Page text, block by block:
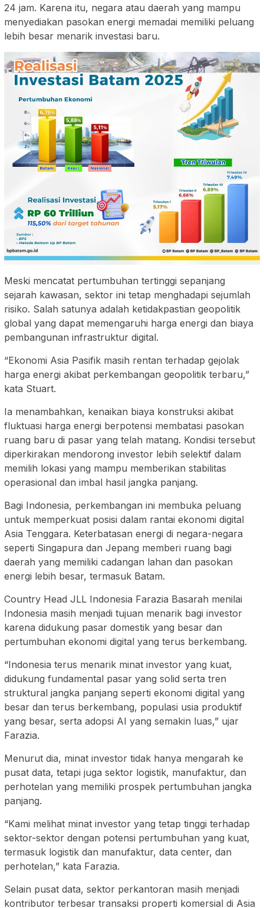
24 jam. Karena itu, negara atau daerah yang mampu
menyediakan pasokan energi memadai memiliki peluang
lebih besar menarik investasi baru.
Meski mencatat pertumbuhan tertinggi sepanjang
sejarah kawasan, sektor ini tetap menghadapi sejumlah
risiko. Salah satunya adalah ketidakpastian geopolitik
global yang dapat memengaruhi harga energi dan biaya
pembangunan infrastruktur digital.
“Ekonomi Asia Pasifik masih rentan terhadap gejolak
harga energi akibat perkembangan geopolitik terbaru,”
kata Stuart.
Ia menambahkan, kenaikan biaya konstruksi akibat
fluktuasi harga energi berpotensi membatasi pasokan
ruang baru di pasar yang telah matang. Kondisi tersebut
diperkirakan mendorong investor lebih selektif dalam
memilih lokasi yang mampu memberikan stabilitas
operasional dan imbal hasil jangka panjang.
Bagi Indonesia, perkembangan ini membuka peluang
untuk memperkuat posisi dalam rantai ekonomi digital
Asia Tenggara. Keterbatasan energi di negara-negara
seperti Singapura dan Jepang memberi ruang bagi
daerah yang memiliki cadangan lahan dan pasokan
energi lebih besar, termasuk Batam.
Country Head JLL Indonesia Farazia Basarah menilai
Indonesia masih menjadi tujuan menarik bagi investor
karena didukung pasar domestik yang besar dan
pertumbuhan ekonomi digital yang terus berkembang.
“Indonesia terus menarik minat investor yang kuat,
didukung fundamental pasar yang solid serta tren
struktural jangka panjang seperti ekonomi digital yang
besar dan terus berkembang, populasi usia produktif
yang besar, serta adopsi AI yang semakin luas,” ujar
Farazia.
Menurut dia, minat investor tidak hanya mengarah ke
pusat data, tetapi juga sektor logistik, manufaktur, dan
perhotelan yang memiliki prospek pertumbuhan jangka
panjang.
“Kami melihat minat investor yang tetap tinggi terhadap
sektor-sektor dengan potensi pertumbuhan yang kuat,
termasuk logistik dan manufaktur, data center, dan
perhotelan,” kata Farazia.
Selain pusat data, sektor perkantoran masih menjadi
kontributor terbesar transaksi properti komersial di Asia